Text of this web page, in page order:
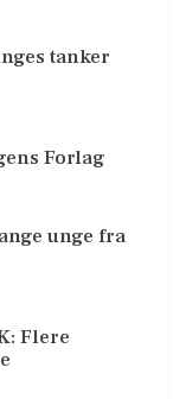
tanker
Forlag
unge fra
Flere